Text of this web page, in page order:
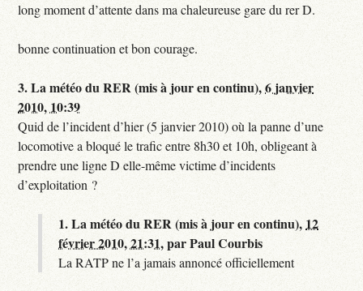
long moment d’attente dans ma chaleureuse gare du rer D.
bonne continuation et bon courage.
3.La météo du RER (mis à jour en continu),6 janvier
2010, 10:39
Quid de l’incident d’hier (5 janvier 2010) où la panne d’une
locomotive a bloqué le trafic entre 8h30 et 10h, obligeant à
prendre une ligne D elle-même victime d’incidents
d’exploitation ?
1.La météo du RER (mis à jour en continu), 12
février 2010, 21:31,parPaul Courbis
La RATP ne l’a jamais annoncé officiellement